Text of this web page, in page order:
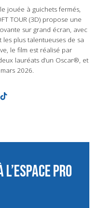
jouée à guichets fermés,
TOUR (3D) propose une
sur grand écran, avec
les plus talentueuses de sa
le film est réalisé par
lauréats d’un Oscar®, et
2026.
PRO